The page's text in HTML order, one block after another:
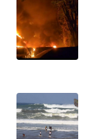
WN
DEPOK
TAPANULI
UTARA